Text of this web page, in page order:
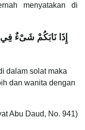
menyatakan di
إِذَا نَابَكُمْ شَىْءٌ
dalam solat maka
dan wanita dengan
Abu Daud, No. 941)